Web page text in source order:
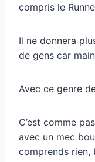
compris le
Il ne donnera
de gens car
Avec ce genre
C’est comme
avec un mec
comprends rien,